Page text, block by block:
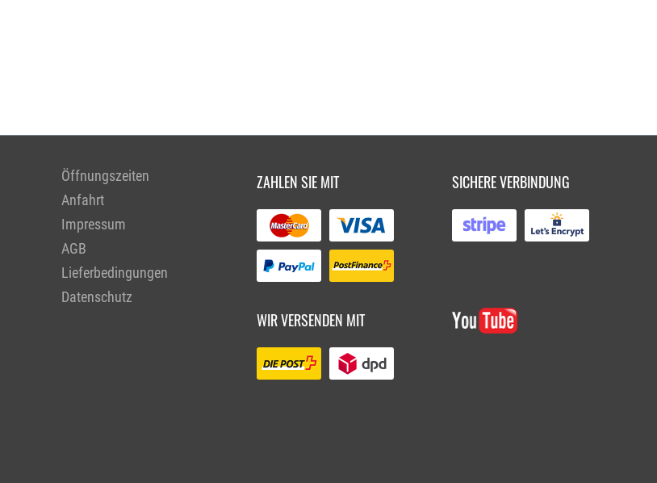
Öffnungszeiten
Anfahrt
Impressum
AGB
Lieferbedingungen
Datenschutz
ZAHLEN SIE MIT
WIR VERSENDEN MIT
SICHERE VERBINDUNG